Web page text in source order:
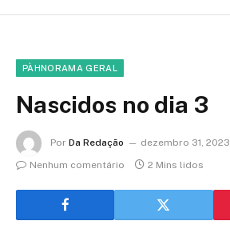
PÀHNORAMA GERAL
Nascidos no dia 3
Por Da Redação
dezembro 31, 2023
Nenhum comentário
2 Mins lidos